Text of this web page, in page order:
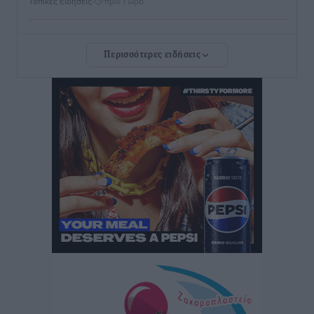
διακόψουν το κάπνισμα
Έκτακτο επίδομα παιδιού: Έως 10 Αυγούστου η
προθεσμία για ΑΦΜ – Ποιοι πάνε ταμείο
Ειδήσεις• πριν 1 ώρα
ASTYBUS: 27.642 διαδρομές στην Αστυπάλαια – Το
«έξυπνο» μοντέλο μετακίνησης που έγινε μέρος της
καθημερινότητας
Τοπικές Ειδήσεις• πριν 2 ώρες
Ερώτηση Μπελέρη σε Κομισιόν για τη δημιουργία
«σύγχρονου Ευρωπαϊκού Ταμείου Αντιμετώπισης
Φυσικών Καταστροφών»
Περισσότερες ειδήσεις